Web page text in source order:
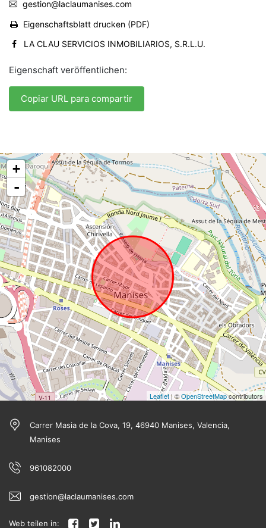
gestion@laclaumanises.com
Eigenschaftsblatt drucken (PDF)
LA CLAU SERVICIOS INMOBILIARIOS, S.R.L.U.
Eigenschaft veröffentlichen:
Copiar URL para compartir
+
-
Leaflet| ©OpenStreetMapcontributors
Carrer Masia de la Cova, 19, 46940 Manises, Valencia,
Manises
961082000
gestion@laclaumanises.com
Web teilen in: